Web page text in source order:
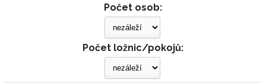
Počet osob:
Počet ložnic/pokojů: